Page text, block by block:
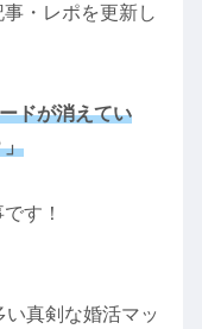
・レポを更新し
ドが消えてい
」
す！
い真剣な婚活マッ